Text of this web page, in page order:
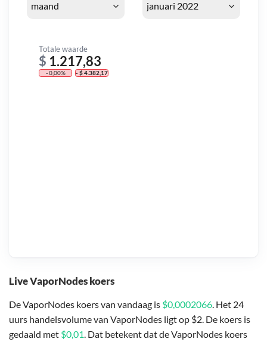
Live VaporNodes koers
De VaporNodes koers van vandaag is $0,0002066. Het 24
uurs handelsvolume van VaporNodes ligt op $2. De koers is
gedaald met $0,01. Dat betekent dat de VaporNodes koers
Totale waarde
$ 1.217,83
- 0,00% - $ 4.382,17